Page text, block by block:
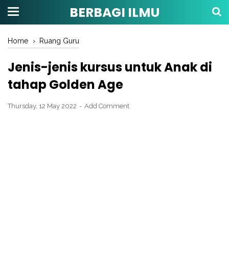
BERBAGI ILMU
Home › Ruang Guru
Jenis-jenis kursus untuk Anak di
tahap Golden Age
Thursday, 12 May 2022 Add Comment